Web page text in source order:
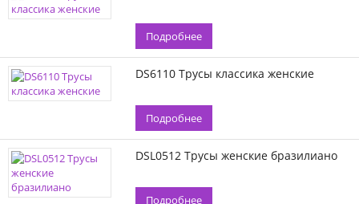
Подробнее
DS6110 Трусы классика женские
Подробнее
DSL0512 Трусы женские бразилиано
Подробнее